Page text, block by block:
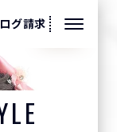
グ請求